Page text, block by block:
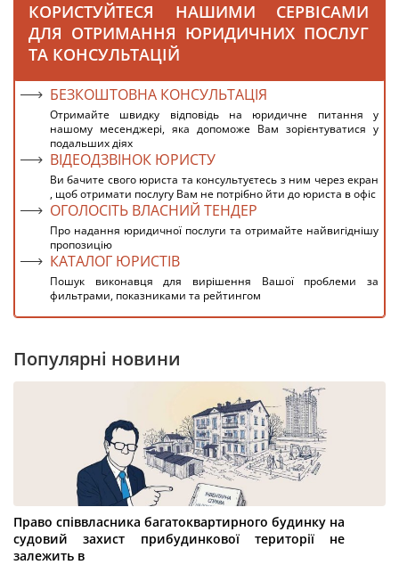
КОРИСТУЙТЕСЯ НАШИМИ СЕРВІСАМИ
ДЛЯ ОТРИМАННЯ ЮРИДИЧНИХ ПОСЛУГ
ТА КОНСУЛЬТАЦІЙ
БЕЗКОШТОВНА КОНСУЛЬТАЦІЯ
Отримайте швидку відповідь на юридичне питання у
нашому месенджері, яка допоможе Вам зорієнтуватися у
подальших діях
ВІДЕОДЗВІНОК ЮРИСТУ
Ви бачите свого юриста та консультуєтесь з ним через екран
, щоб отримати послугу Вам не потрібно йти до юриста в офіс
ОГОЛОСІТЬ ВЛАСНИЙ ТЕНДЕР
Про надання юридичної послуги та отримайте найвигіднішу
пропозицію
КАТАЛОГ ЮРИСТІВ
Пошук виконавця для вирішення Вашої проблеми за
фильтрами, показниками та рейтингом
Популярні новини
Право співвласника багатоквартирного будинку на
судовий захист прибудинкової території не
залежить в